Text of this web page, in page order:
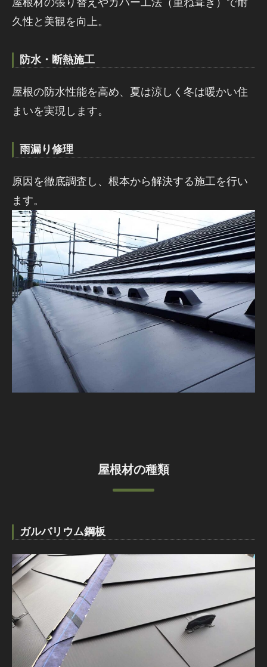
屋根材の張り替えやカバー工法（重ね葺き）で耐
久性と美観を向上。
防水・断熱施工
屋根の防水性能を高め、夏は涼しく冬は暖かい住
まいを実現します。
雨漏り修理
原因を徹底調査し、根本から解決する施工を行い
ます。
屋根材の種類
ガルバリウム鋼板